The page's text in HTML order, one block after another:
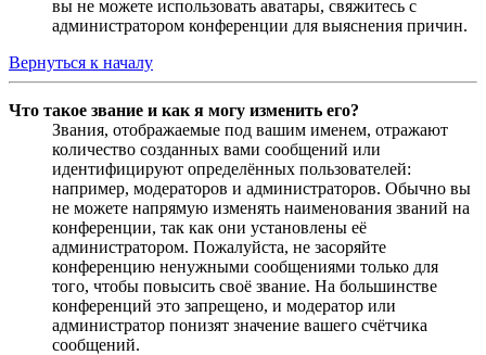
вы не можете использовать аватары, свяжитесь с
администратором конференции для выяснения причин.
Вернуться к началу
Что такое звание и как я могу изменить его?
Звания, отображаемые под вашим именем, отражают
количество созданных вами сообщений или
идентифицируют определённых пользователей:
например, модераторов и администраторов. Обычно вы
не можете напрямую изменять наименования званий на
конференции, так как они установлены её
администратором. Пожалуйста, не засоряйте
конференцию ненужными сообщениями только для
того, чтобы повысить своё звание. На большинстве
конференций это запрещено, и модератор или
администратор понизят значение вашего счётчика
сообщений.